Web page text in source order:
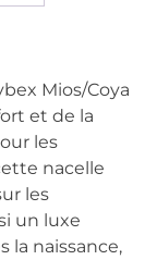
Mios/Coya
et de la
les
nacelle
les
un luxe
la naissance,